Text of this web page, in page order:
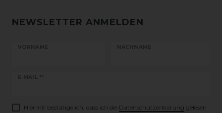
NEWSLETTER ANMELDEN
VORNAME NACHNAME
E-MAIL **
Newsletter
Hiermit bestätige ich, dass ich die Daten­schutz­erklärung gelesen